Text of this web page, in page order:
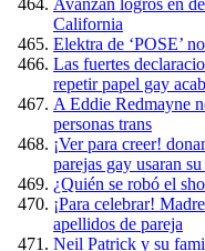
Avanzan logros en
California
Elektra de ‘POSE’
Las fuertes
repetir papel gay
A Eddie Redmayne
personas trans
¡Ver para creer!
parejas gay usaran su
¿Quién se robó el
¡Para celebrar!
apellidos de pareja
Neil Patrick y su